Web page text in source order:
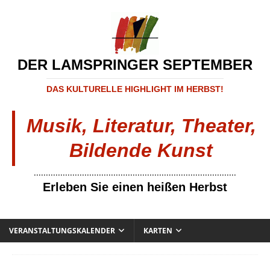
DER LAMSPRINGER SEPTEMBER
DAS KULTURELLE HIGHLIGHT IM HERBST!
Musik, Literatur, Theater,
Bildende Kunst
....................................................................................
Erleben Sie einen heißen Herbst
VERANSTALTUNGSKALENDER KARTEN